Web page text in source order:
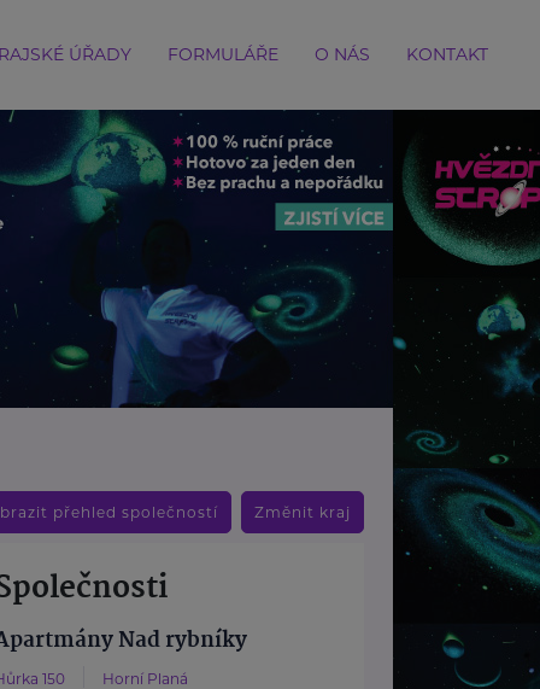
ÚŘADY FORMULÁŘE O NÁS KONTAKT
přehled společností Změnit kraj
Nad rybníky
150 Horní Planá